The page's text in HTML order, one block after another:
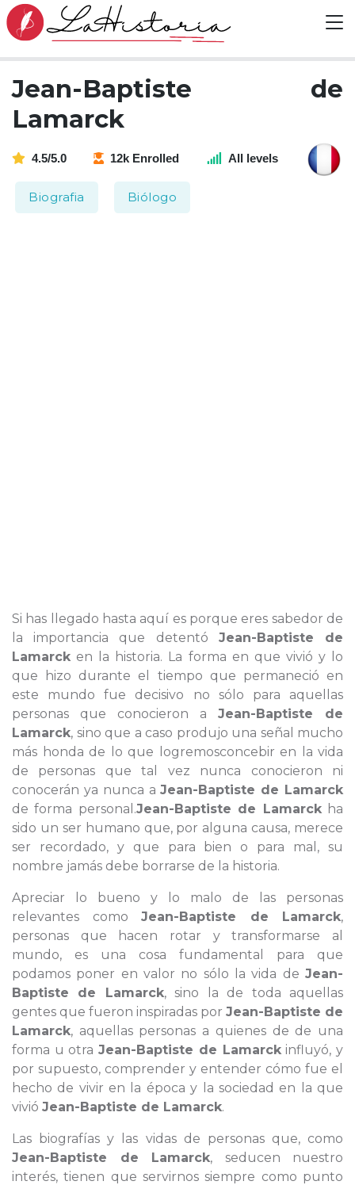
Jean-Baptiste de
Lamarck
4.5/5.0 12k Enrolled All levels
Biografia Biólogo
Si has llegado hasta aquí es porque eres sabedor de
la importancia que detentó Jean-Baptiste de
Lamarck en la historia. La forma en que vivió y lo
que hizo durante el tiempo que permaneció en
este mundo fue decisivo no sólo para aquellas
personas que conocieron a Jean-Baptiste de
Lamarck, sino que a caso produjo una señal mucho
más honda de lo que logremosconcebir en la vida
de personas que tal vez nunca conocieron ni
conocerán ya nunca aJean-Baptiste de Lamarck
de forma personal.Jean-Baptiste de Lamarckha
sido un ser humano que, por alguna causa, merece
ser recordado, y que para bien o para mal, su
nombre jamás debe borrarse de la historia.
Apreciar lo bueno y lo malo de las personas
relevantes como Jean-Baptiste de Lamarck,
personas que hacen rotar y transformarse al
mundo, es una cosa fundamental para que
podamos poner en valor no sólo la vida de Jean-
Baptiste de Lamarck, sino la de toda aquellas
gentes que fueron inspiradas por Jean-Baptiste de
Lamarck, aquellas personas a quienes de de una
forma u otraJean-Baptiste de Lamarckinfluyó, y
por supuesto, comprender y entender cómo fue el
hecho de vivir en la época y la sociedad en la que
vivió Jean-Baptiste de Lamarck.
Las biografías y las vidas de personas que, como
Jean-Baptiste de Lamarck, seducen nuestro
interés, tienen que servirnos siempre como punto